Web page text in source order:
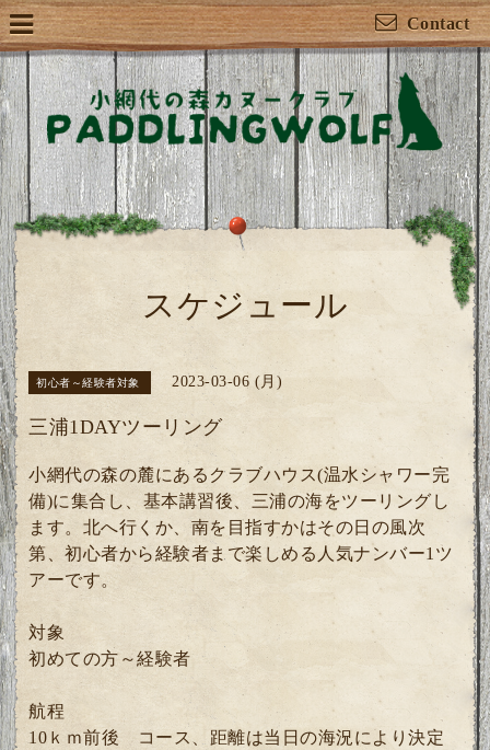
Contact
スケジュール
初心者～経験者対象 2023-03-06 (月)
三浦1DAYツーリング
小網代の森の麓にあるクラブハウス(温水シャワー完
備)に集合し、基本講習後、三浦の海をツーリングし
ます。北へ行くか、南を目指すかはその日の風次
第、初心者から経験者まで楽しめる人気ナンバー1ツ
アーです。
対象
初めての方～経験者
航程
10ｋｍ前後 コース、距離は当日の海況により決定